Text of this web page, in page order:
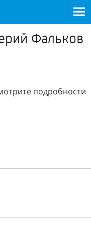
Фальков
подробности